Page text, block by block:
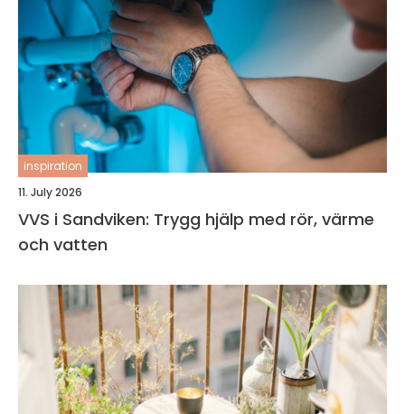
inspiration
11. July 2026
VVS i Sandviken: Trygg hjälp med rör, värme
och vatten